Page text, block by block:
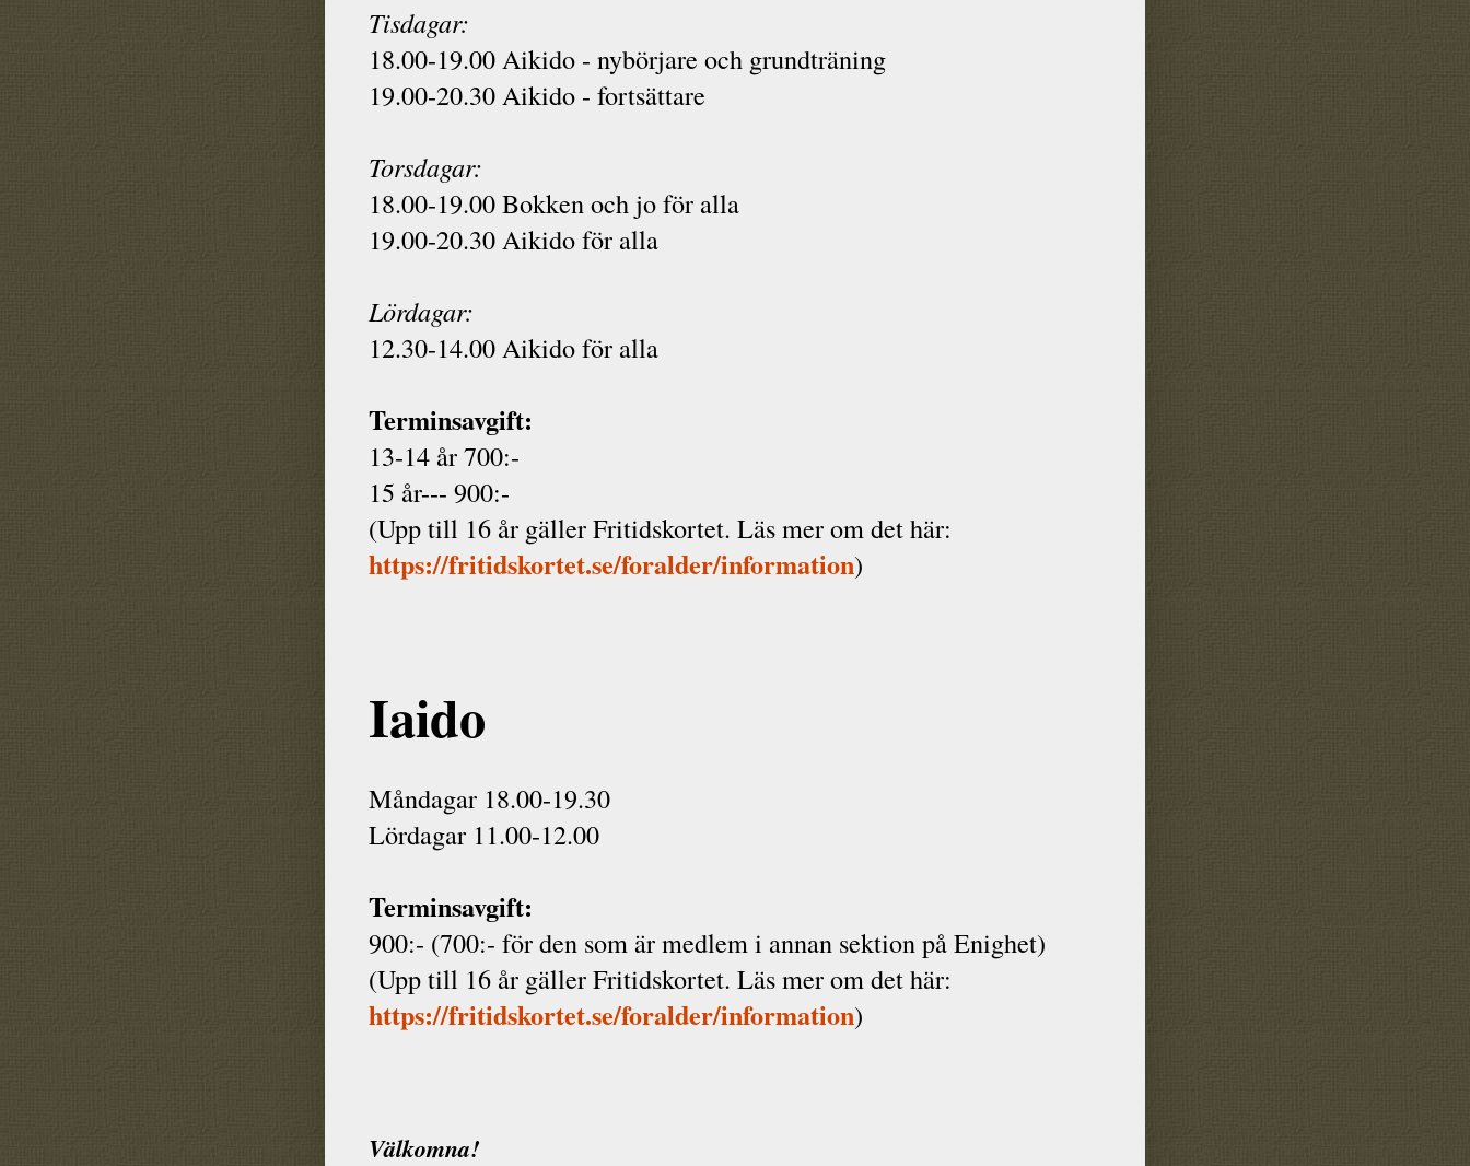
Tisdagar:
18.00-19.00 Aikido - nybörjare och grundträning
19.00-20.30 Aikido - fortsättare
Torsdagar:
18.00-19.00 Bokken och jo för alla
19.00-20.30 Aikido för alla
Lördagar:
12.30-14.00 Aikido för alla
Terminsavgift:
13-14 år 700:-
15 år--- 900:-
(Upp till 16 år gäller Fritidskortet. Läs mer om det här:
https://fritidskortet.se/foralder/information)
Iaido
Måndagar 18.00-19.30
Lördagar 11.00-12.00
Terminsavgift:
900:- (700:- för den som är medlem i annan sektion på Enighet)
(Upp till 16 år gäller Fritidskortet. Läs mer om det här:
https://fritidskortet.se/foralder/information)
Välkomna!